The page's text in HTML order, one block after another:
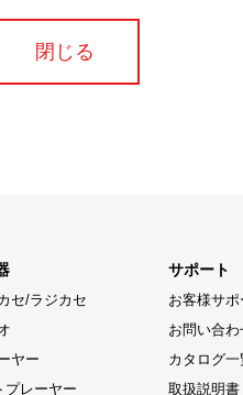
閉じる
セ/ラジカセ
ヤー
プレーヤー
サポート
お客様サポ
お問い合わ
カタログ一
取扱説明書